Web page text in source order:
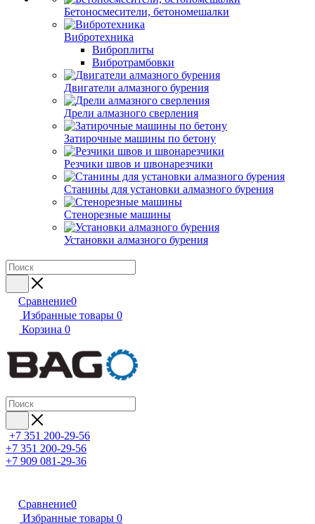
Бетоносмесители, бетономешалки
Вибротехника
Виброплиты
Вибротрамбовки
Двигатели алмазного бурения
Дрели алмазного сверления
Затирочные машины по бетону
Резчики швов и швонарезчики
Станины для установки алмазного бурения
Стенорезные машины
Установки алмазного бурения
Сравнение0
Избранные товары 0
Корзина 0
+7 351 200-29-56
+7 351 200-29-56
+7 909 081-29-36
Сравнение0
Избранные товары 0